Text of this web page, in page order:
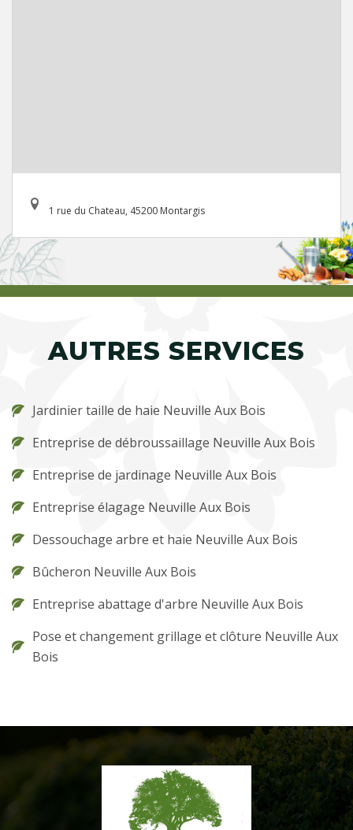
1 rue du Chateau, 45200 Montargis
AUTRES SERVICES
Jardinier taille de haie Neuville Aux Bois
Entreprise de débroussaillage Neuville Aux Bois
Entreprise de jardinage Neuville Aux Bois
Entreprise élagage Neuville Aux Bois
Dessouchage arbre et haie Neuville Aux Bois
Bûcheron Neuville Aux Bois
Entreprise abattage d'arbre Neuville Aux Bois
Pose et changement grillage et clôture Neuville Aux
Bois